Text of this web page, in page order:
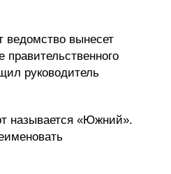
ведомство вынесет
правительственного
руководитель
называется «Южний».